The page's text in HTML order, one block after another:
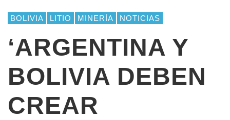
BOLIVIA LITIO MINERÍA NOTICIAS
‘ARGENTINA Y
BOLIVIA DEBEN
CREAR